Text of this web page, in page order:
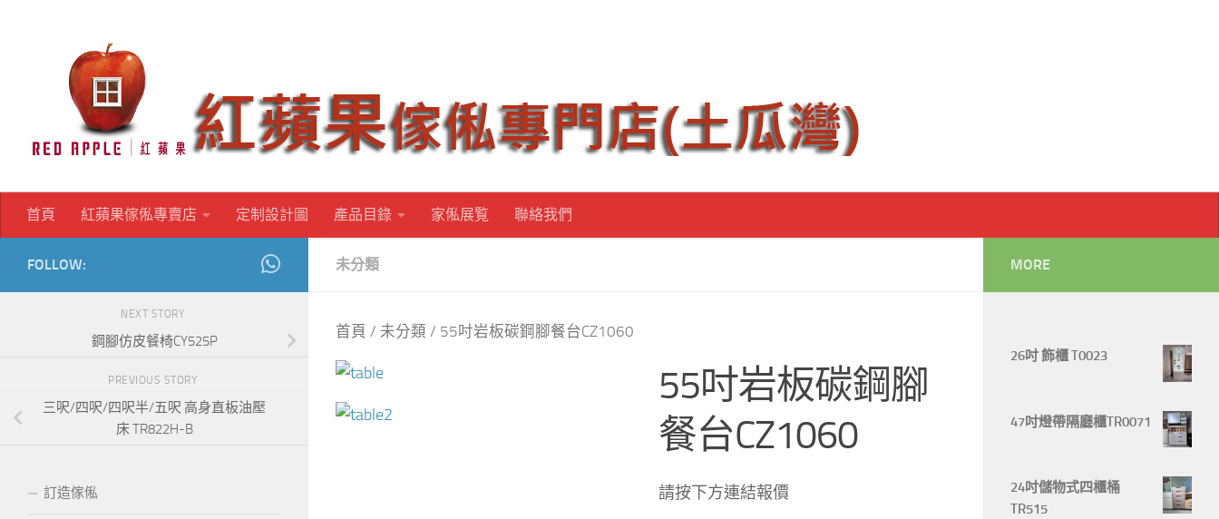
首頁 紅蘋果傢俬專賣店 定制設計圖 產品目錄 家俬展覧 聯絡我們
未分類
首頁 / 未分類 / 55吋岩板碳鋼腳餐台CZ1060
55吋岩板碳鋼腳
餐台CZ1060
請按下方連結報價
FOLLOW:
NEXT STORY
鋼腳仿皮餐椅CY525P
PREVIOUS STORY
三呎/四呎/四呎半/五呎 高身直板油壓
床 TR822H-B
訂造傢俬
MORE
26吋 飾櫃 T0023
47吋燈帶隔廳櫃TR0071
24吋儲物式四櫃桶
TR515